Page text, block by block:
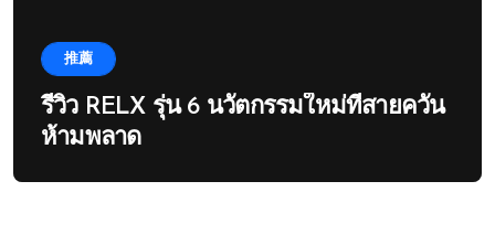
推薦
รีวิว RELX รุ่น 6 นวัตกรรมใหม่ที่สายควัน
ห้ามพลาด